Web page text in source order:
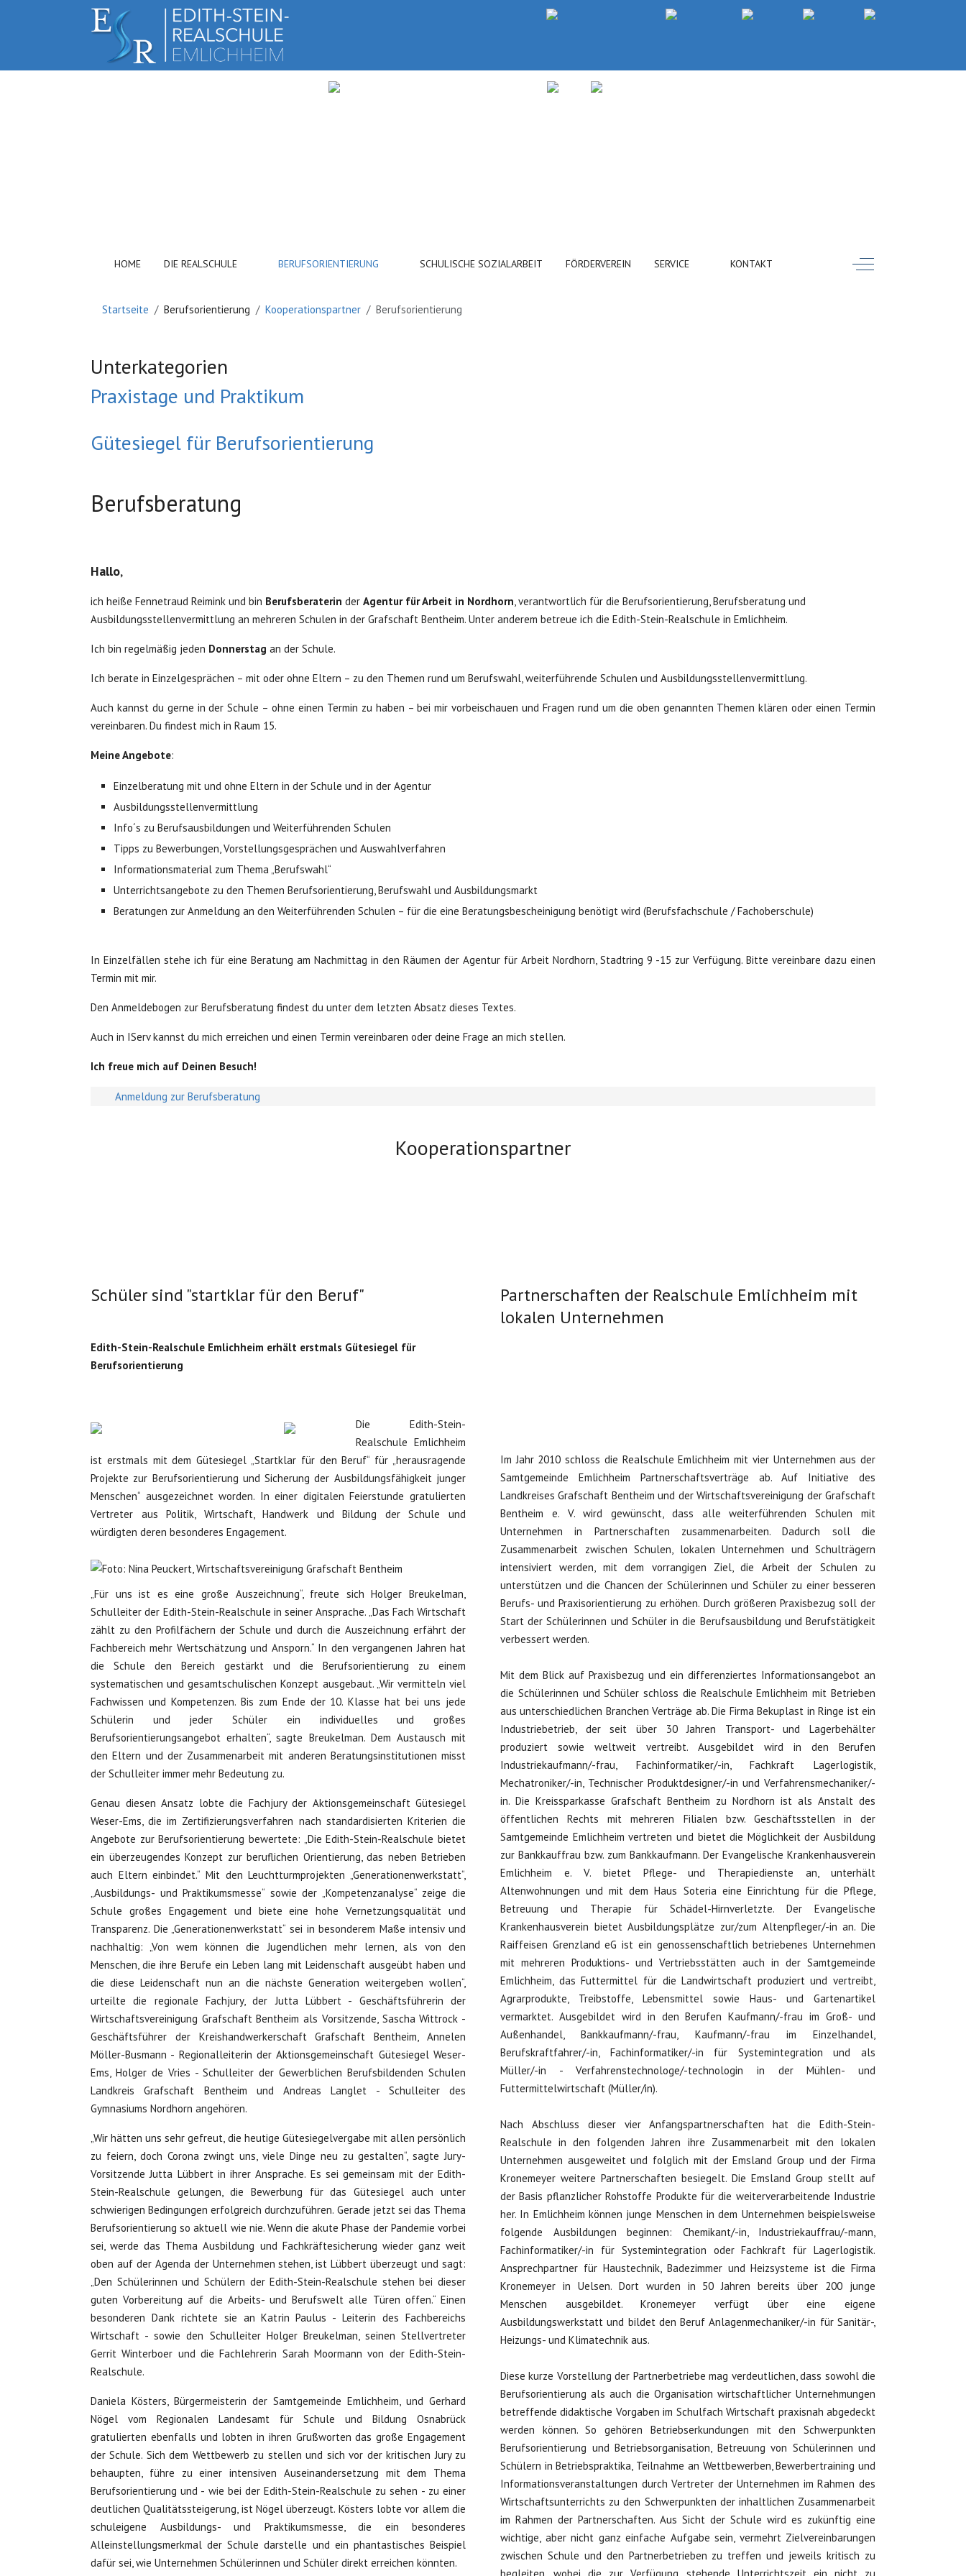
HOME DIE REALSCHULE BERUFSORIENTIERUNG SCHULISCHE SOZIALARBEIT FÖRDERVEREIN SERVICE KONTAKT Off-Canvas Toggle
Startseite Berufsorientierung Kooperationspartner Berufsorientierung
Unterkategorien
Praxistage und Praktikum
Gütesiegel für Berufsorientierung
Berufsberatung
Hallo,
ich heiße Fennetraud Reimink und bin Berufsberaterin der Agentur für Arbeit in Nordhorn, verantwortlich für die Berufsorientierung, Berufsberatung und
Ausbildungsstellenvermittlung an mehreren Schulen in der Grafschaft Bentheim. Unter anderem betreue ich die Edith-Stein-Realschule in Emlichheim.
Ich bin regelmäßig jeden Donnerstag an der Schule.
Ich berate in Einzelgesprächen – mit oder ohne Eltern – zu den Themen rund um Berufswahl, weiterführende Schulen und Ausbildungsstellenvermittlung.
Auch kannst du gerne in der Schule – ohne einen Termin zu haben – bei mir vorbeischauen und Fragen rund um die oben genannten Themen klären oder einen Termin
vereinbaren. Du findest mich in Raum 15.
Meine Angebote:
Einzelberatung mit und ohne Eltern in der Schule und in der Agentur
Ausbildungsstellenvermittlung
Info´s zu Berufsausbildungen und Weiterführenden Schulen
Tipps zu Bewerbungen, Vorstellungsgesprächen und Auswahlverfahren
Informationsmaterial zum Thema „Berufswahl“
Unterrichtsangebote zu den Themen Berufsorientierung, Berufswahl und Ausbildungsmarkt
Beratungen zur Anmeldung an den Weiterführenden Schulen – für die eine Beratungsbescheinigung benötigt wird (Berufsfachschule / Fachoberschule)
In Einzelfällen stehe ich für eine Beratung am Nachmittag in den Räumen der Agentur für Arbeit Nordhorn, Stadtring 9 -15 zur Verfügung. Bitte vereinbare dazu einen
Termin mit mir.
Den Anmeldebogen zur Berufsberatung findest du unter dem letzten Absatz dieses Textes.
Auch in IServ kannst du mich erreichen und einen Termin vereinbaren oder deine Frage an mich stellen.
Ich freue mich auf Deinen Besuch!
Anmeldung zur Berufsberatung
Kooperationspartner
Schüler sind "startklar für den Beruf"
Edith-Stein-Realschule Emlichheim erhält erstmals Gütesiegel für
Berufsorientierung
Die Edith-Stein-
Realschule Emlichheim
ist erstmals mit dem Gütesiegel „Startklar für den Beruf“ für „herausragende
Projekte zur Berufsorientierung und Sicherung der Ausbildungsfähigkeit junger
Menschen“ ausgezeichnet worden. In einer digitalen Feierstunde gratulierten
Vertreter aus Politik, Wirtschaft, Handwerk und Bildung der Schule und
würdigten deren besonderes Engagement.
„Für uns ist es eine große Auszeichnung“, freute sich Holger Breukelman,
Schulleiter der Edith-Stein-Realschule in seiner Ansprache. „Das Fach Wirtschaft
zählt zu den Profilfächern der Schule und durch die Auszeichnung erfährt der
Fachbereich mehr Wertschätzung und Ansporn.“ In den vergangenen Jahren hat
die Schule den Bereich gestärkt und die Berufsorientierung zu einem
systematischen und gesamtschulischen Konzept ausgebaut. „Wir vermitteln viel
Fachwissen und Kompetenzen. Bis zum Ende der 10. Klasse hat bei uns jede
Schülerin und jeder Schüler ein individuelles und großes
Berufsorientierungsangebot erhalten“, sagte Breukelman. Dem Austausch mit
den Eltern und der Zusammenarbeit mit anderen Beratungsinstitutionen misst
der Schulleiter immer mehr Bedeutung zu.
Genau diesen Ansatz lobte die Fachjury der Aktionsgemeinschaft Gütesiegel
Weser-Ems, die im Zertifizierungsverfahren nach standardisierten Kriterien die
Angebote zur Berufsorientierung bewertete: „Die Edith-Stein-Realschule bietet
ein überzeugendes Konzept zur beruflichen Orientierung, das neben Betrieben
auch Eltern einbindet.“ Mit den Leuchtturmprojekten „Generationenwerkstatt“,
„Ausbildungs- und Praktikumsmesse“ sowie der „Kompetenzanalyse“ zeige die
Schule großes Engagement und biete eine hohe Vernetzungsqualität und
Transparenz. Die „Generationenwerkstatt“ sei in besonderem Maße intensiv und
nachhaltig: „Von wem können die Jugendlichen mehr lernen, als von den
Menschen, die ihre Berufe ein Leben lang mit Leidenschaft ausgeübt haben und
die diese Leidenschaft nun an die nächste Generation weitergeben wollen“,
urteilte die regionale Fachjury, der Jutta Lübbert - Geschäftsführerin der
Wirtschaftsvereinigung Grafschaft Bentheim als Vorsitzende, Sascha Wittrock -
Geschäftsführer der Kreishandwerkerschaft Grafschaft Bentheim, Annelen
Möller-Busmann - Regionalleiterin der Aktionsgemeinschaft Gütesiegel Weser-
Ems, Holger de Vries - Schulleiter der Gewerblichen Berufsbildenden Schulen
Landkreis Grafschaft Bentheim und Andreas Langlet - Schulleiter des
Gymnasiums Nordhorn angehören.
„Wir hätten uns sehr gefreut, die heutige Gütesiegelvergabe mit allen persönlich
zu feiern, doch Corona zwingt uns, viele Dinge neu zu gestalten“, sagte Jury-
Vorsitzende Jutta Lübbert in ihrer Ansprache. Es sei gemeinsam mit der Edith-
Stein-Realschule gelungen, die Bewerbung für das Gütesiegel auch unter
schwierigen Bedingungen erfolgreich durchzuführen. Gerade jetzt sei das Thema
Berufsorientierung so aktuell wie nie. Wenn die akute Phase der Pandemie vorbei
sei, werde das Thema Ausbildung und Fachkräftesicherung wieder ganz weit
oben auf der Agenda der Unternehmen stehen, ist Lübbert überzeugt und sagt:
„Den Schülerinnen und Schülern der Edith-Stein-Realschule stehen bei dieser
guten Vorbereitung auf die Arbeits- und Berufswelt alle Türen offen.“ Einen
besonderen Dank richtete sie an Katrin Paulus - Leiterin des Fachbereichs
Wirtschaft - sowie den Schulleiter Holger Breukelman, seinen Stellvertreter
Gerrit Winterboer und die Fachlehrerin Sarah Moormann von der Edith-Stein-
Realschule.
Daniela Kösters, Bürgermeisterin der Samtgemeinde Emlichheim, und Gerhard
Nögel vom Regionalen Landesamt für Schule und Bildung Osnabrück
gratulierten ebenfalls und lobten in ihren Grußworten das große Engagement
der Schule. Sich dem Wettbewerb zu stellen und sich vor der kritischen Jury zu
behaupten, führe zu einer intensiven Auseinandersetzung mit dem Thema
Berufsorientierung und - wie bei der Edith-Stein-Realschule zu sehen - zu einer
deutlichen Qualitätssteigerung, ist Nögel überzeugt. Kösters lobte vor allem die
schuleigene Ausbildungs- und Praktikumsmesse, die ein besonderes
Alleinstellungsmerkmal der Schule darstelle und ein phantastisches Beispiel
dafür sei, wie Unternehmen Schülerinnen und Schüler direkt erreichen könnten.
Partnerschaften der Realschule Emlichheim mit
lokalen Unternehmen
Im Jahr 2010 schloss die Realschule Emlichheim mit vier Unternehmen aus der
Samtgemeinde Emlichheim Partnerschaftsverträge ab. Auf Initiative des
Landkreises Grafschaft Bentheim und der Wirtschaftsvereinigung der Grafschaft
Bentheim e. V. wird gewünscht, dass alle weiterführenden Schulen mit
Unternehmen in Partnerschaften zusammenarbeiten. Dadurch soll die
Zusammenarbeit zwischen Schulen, lokalen Unternehmen und Schulträgern
intensiviert werden, mit dem vorrangigen Ziel, die Arbeit der Schulen zu
unterstützen und die Chancen der Schülerinnen und Schüler zu einer besseren
Berufs- und Praxisorientierung zu erhöhen. Durch größeren Praxisbezug soll der
Start der Schülerinnen und Schüler in die Berufsausbildung und Berufstätigkeit
verbessert werden.
Mit dem Blick auf Praxisbezug und ein differenziertes Informationsangebot an
die Schülerinnen und Schüler schloss die Realschule Emlichheim mit Betrieben
aus unterschiedlichen Branchen Verträge ab. Die Firma Bekuplast in Ringe ist ein
Industriebetrieb, der seit über 30 Jahren Transport- und Lagerbehälter
produziert sowie weltweit vertreibt. Ausgebildet wird in den Berufen
Industriekaufmann/-frau, Fachinformatiker/-in, Fachkraft Lagerlogistik,
Mechatroniker/-in, Technischer Produktdesigner/-in und Verfahrensmechaniker/-
in. Die Kreissparkasse Grafschaft Bentheim zu Nordhorn ist als Anstalt des
öffentlichen Rechts mit mehreren Filialen bzw. Geschäftsstellen in der
Samtgemeinde Emlichheim vertreten und bietet die Möglichkeit der Ausbildung
zur Bankkauffrau bzw. zum Bankkaufmann. Der Evangelische Krankenhausverein
Emlichheim e. V. bietet Pflege- und Therapiedienste an, unterhält
Altenwohnungen und mit dem Haus Soteria eine Einrichtung für die Pflege,
Betreuung und Therapie für Schädel-Hirnverletzte. Der Evangelische
Krankenhausverein bietet Ausbildungsplätze zur/zum Altenpfleger/-in an. Die
Raiffeisen Grenzland eG ist ein genossenschaftlich betriebenes Unternehmen
mit mehreren Produktions- und Vertriebsstätten auch in der Samtgemeinde
Emlichheim, das Futtermittel für die Landwirtschaft produziert und vertreibt,
Agrarprodukte, Treibstoffe, Lebensmittel sowie Haus- und Gartenartikel
vermarktet. Ausgebildet wird in den Berufen Kaufmann/-frau im Groß- und
Außenhandel, Bankkaufmann/-frau, Kaufmann/-frau im Einzelhandel,
Berufskraftfahrer/-in, Fachinformatiker/-in für Systemintegration und als
Müller/-in - Verfahrenstechnologe/-technologin in der Mühlen- und
Futtermittelwirtschaft (Müller/in).
Nach Abschluss dieser vier Anfangspartnerschaften hat die Edith-Stein-
Realschule in den folgenden Jahren ihre Zusammenarbeit mit den lokalen
Unternehmen ausgeweitet und folglich mit der Emsland Group und der Firma
Kronemeyer weitere Partnerschaften besiegelt. Die Emsland Group stellt auf
der Basis pflanzlicher Rohstoffe Produkte für die weiterverarbeitende Industrie
her. In Emlichheim können junge Menschen in dem Unternehmen beispielsweise
folgende Ausbildungen beginnen: Chemikant/-in, Industriekauffrau/-mann,
Fachinformatiker/-in für Systemintegration oder Fachkraft für Lagerlogistik.
Ansprechpartner für Haustechnik, Badezimmer und Heizsysteme ist die Firma
Kronemeyer in Uelsen. Dort wurden in 50 Jahren bereits über 200 junge
Menschen ausgebildet. Kronemeyer verfügt über eine eigene
Ausbildungswerkstatt und bildet den Beruf Anlagenmechaniker/-in für Sanitär-,
Heizungs- und Klimatechnik aus.
Diese kurze Vorstellung der Partnerbetriebe mag verdeutlichen, dass sowohl die
Berufsorientierung als auch die Organisation wirtschaftlicher Unternehmungen
betreffende didaktische Vorgaben im Schulfach Wirtschaft praxisnah abgedeckt
werden können. So gehören Betriebserkundungen mit den Schwerpunkten
Berufsorientierung und Betriebsorganisation, Betreuung von Schülerinnen und
Schülern in Betriebspraktika, Teilnahme an Wettbewerben, Bewerbertraining und
Informationsveranstaltungen durch Vertreter der Unternehmen im Rahmen des
Wirtschaftsunterrichts zu den Schwerpunkten der inhaltlichen Zusammenarbeit
im Rahmen der Partnerschaften. Aus Sicht der Schule wird es zukünftig eine
wichtige, aber nicht ganz einfache Aufgabe sein, vermehrt Zielvereinbarungen
zwischen Schule und den Partnerbetrieben zu treffen und jeweils kritisch zu